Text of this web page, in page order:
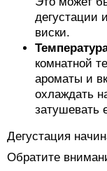
дегустации
виски.
комнатной
ароматы и
охлаждать
затушевать
Дегустация
Обратите